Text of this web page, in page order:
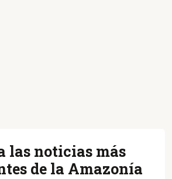
las noticias más
de la Amazonía